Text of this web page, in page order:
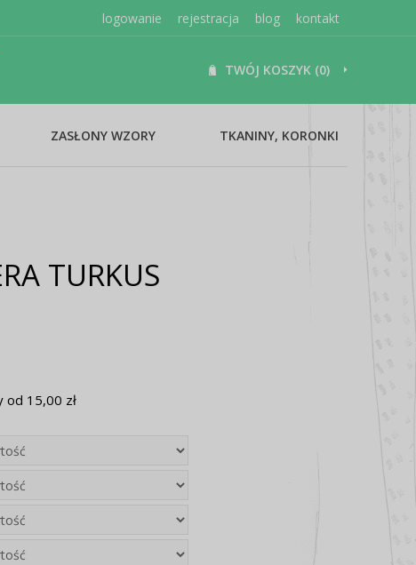
logowanie rejestracja blog kontakt
TWÓJ KOSZYK (0)
ZASŁONY WZORY TKANINY, KORONKI
TURKUS
15,00 zł